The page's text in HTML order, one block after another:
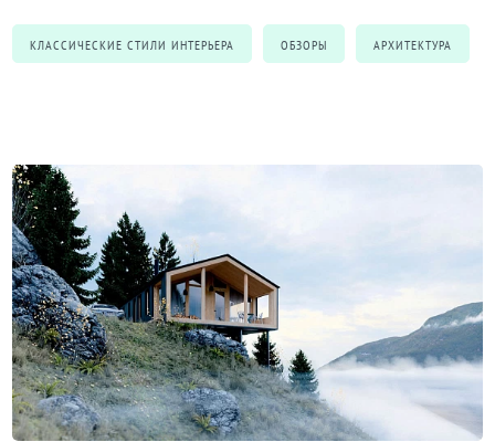
КЛАССИЧЕСКИЕ СТИЛИ ИНТЕРЬЕРА ОБЗОРЫ АРХИТЕКТУРА